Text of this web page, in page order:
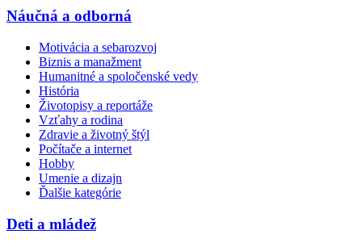
Náučná a odborná
Motivácia a sebarozvoj
Biznis a manažment
Humanitné a spoločenské vedy
História
Životopisy a reportáže
Vzťahy a rodina
Zdravie a životný štýl
Počítače a internet
Hobby
Umenie a dizajn
Ďalšie kategórie
Deti a mládež